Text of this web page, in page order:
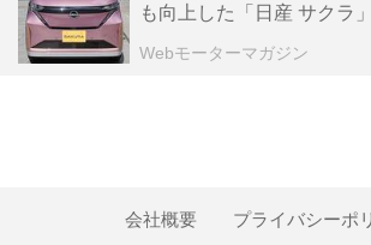
も向上した「日産 サクラ」
Webモーターマガジン
会社概要 プライバシーポ